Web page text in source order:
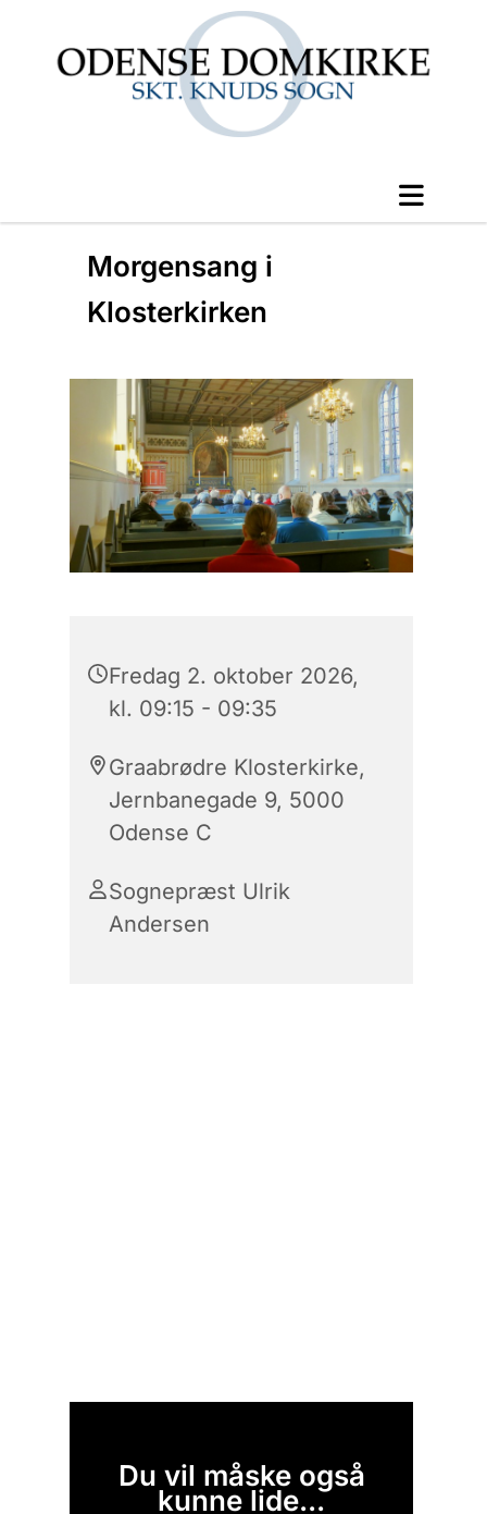
Morgensang i
Klosterkirken
Fredag 2. oktober 2026,
kl. 09:15 - 09:35
Graabrødre Klosterkirke,
Jernbanegade 9, 5000
Odense C
Sognepræst Ulrik
Andersen
Du vil måske også
kunne lide...